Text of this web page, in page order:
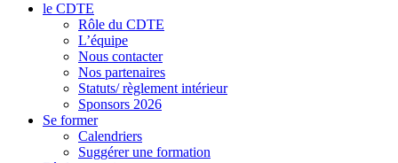
le CDTE
Rôle du CDTE
L’équipe
Nous contacter
Nos partenaires
Statuts/ règlement intérieur
Sponsors 2026
Se former
Calendriers
Suggérer une formation